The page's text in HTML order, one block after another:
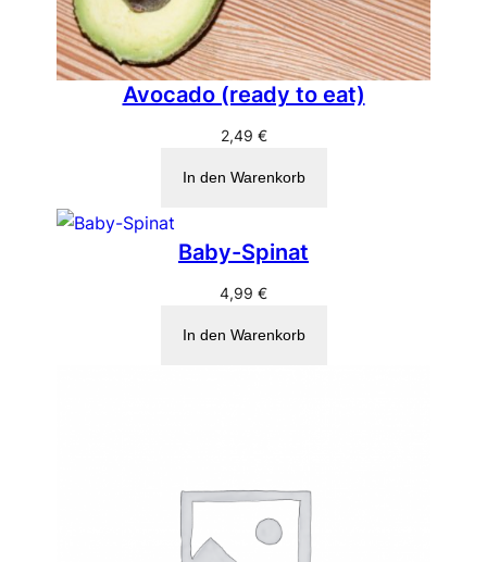
Avocado (ready to eat)
2,49 €
In den Warenkorb
Baby-Spinat
4,99 €
In den Warenkorb